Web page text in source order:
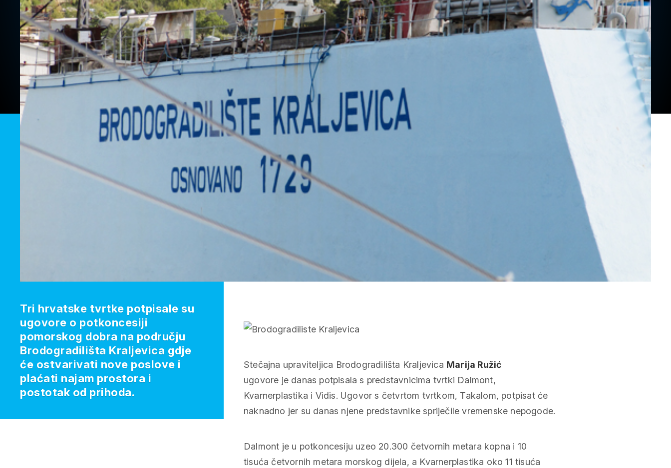
Stečajna upraviteljica Brodogradilišta Kraljevica Marija Ružić
ugovore je danas potpisala s predstavnicima tvrtki Dalmont,
Kvarnerplastika i Vidis. Ugovor s četvrtom tvrtkom, Takalom, potpisat će
naknadno jer su danas njene predstavnike spriječile vremenske nepogode.
Dalmont je u potkoncesiju uzeo 20.300 četvornih metara kopna i 10
tisuća četvornih metara morskog dijela, a Kvarnerplastika oko 11 tisuća
Tri hrvatske tvrtke potpisale su
ugovore o potkoncesiji
pomorskog dobra na području
Brodogradilišta Kraljevica gdje
će ostvarivati nove poslove i
plaćati najam prostora i
postotak od prihoda.